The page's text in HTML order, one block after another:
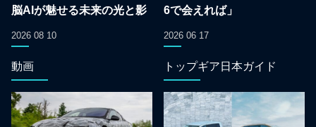
脳AIが魅せる未来の光と影
2026 08 10
6で会えれば」
2026 06 17
動画 トップギア日本ガイド